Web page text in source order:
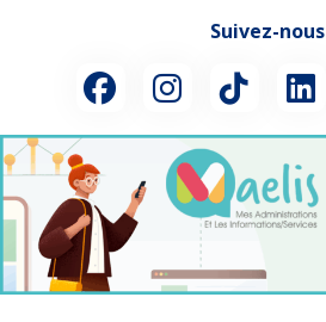
Suivez-nous